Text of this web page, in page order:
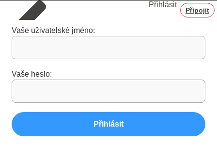
Přihlásit
Připojit
Vaše uživatelské jméno:
Vaše heslo:
Přihlásit